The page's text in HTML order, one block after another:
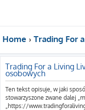
Home Trading For
Trading For a Living
osobowych
Ten tekst opisuje, w jaki
stowarzyszone zwane dalej
„https://